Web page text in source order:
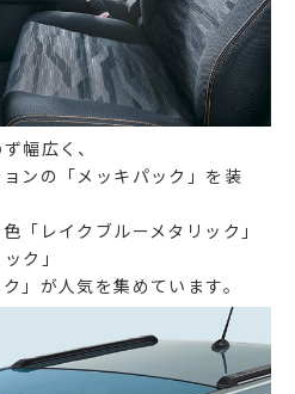
幅広く、
ンの「メッキパック」を装
「レイクブルーメタリック」
ク」
」が人気を集めています。